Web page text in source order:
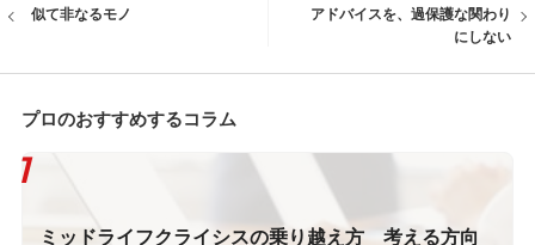
似て非なるモノ
アドバイスを、過保護な関わり
にしない
プロのおすすめするコラム
ミッドライフクライシスの乗り越え方 考える方向